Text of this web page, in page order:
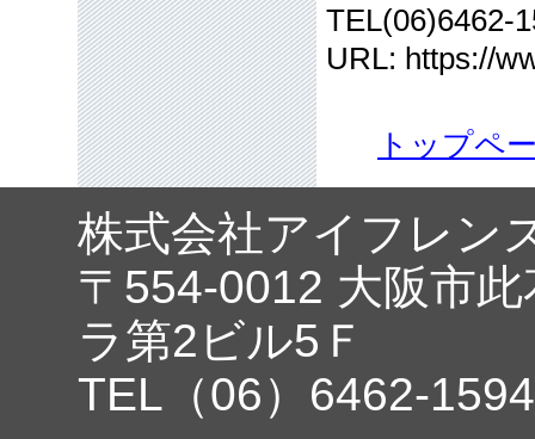
TEL(06)6462-
URL: https://
トップペ
株式会社アイフレン
〒554-0012 大阪市
ラ第2ビル5Ｆ
TEL（06）6462-